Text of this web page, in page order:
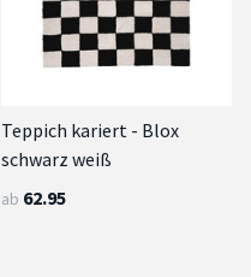
Teppich kariert - Blox
schwarz weiß
ab 62.95